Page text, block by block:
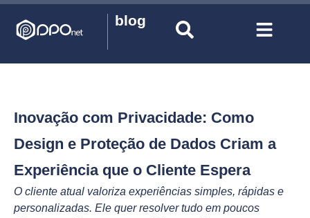
blog
Inovação com Privacidade: Como
Design e Proteção de Dados Criam a
Experiência que o Cliente Espera
O cliente atual valoriza experiências simples, rápidas e
personalizadas. Ele quer resolver tudo em poucos